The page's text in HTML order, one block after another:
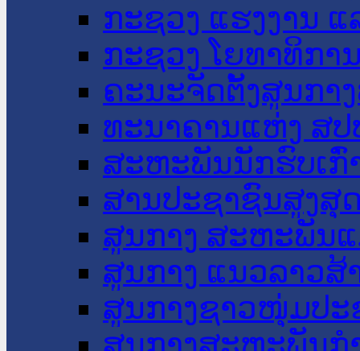
ກະຊວງ ແຮງງານ
ກະຊວງ ໂຍທາທິກາ
ຄະນະຈັດຕັ້ງສູນກາ
ທະນາຄານແຫ່ງ ສປ
ສະຫະພັນນັກຮົບເກົ່
ສານປະຊາຊົນສູງສຸ
ສູນກາງ ສະຫະພັນ
ສູນກາງ ແນວລາວສ້
ສູນກາງຊາວໜຸ່ມປະ